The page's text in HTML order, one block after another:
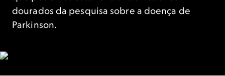
dourados da pesquisa sobre a doença de
Parkinson.